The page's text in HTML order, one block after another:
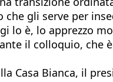
gli serve per
lo è, lo apprezzo
il colloquio, che
Casa Bianca, il